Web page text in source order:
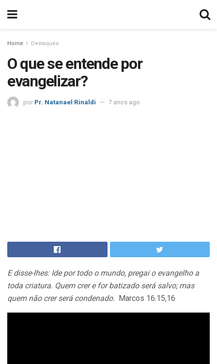
Home Destaques
O que se entende por
evangelizar?
por Pr. Natanael Rinaldi 7 anos ago
E disse-lhes: Ide por todo o mundo, pregai o evangelho a
toda criatura. Quem crer e for batizado será salvo; mas
quem não crer será condenado. Marcos 16.15,16